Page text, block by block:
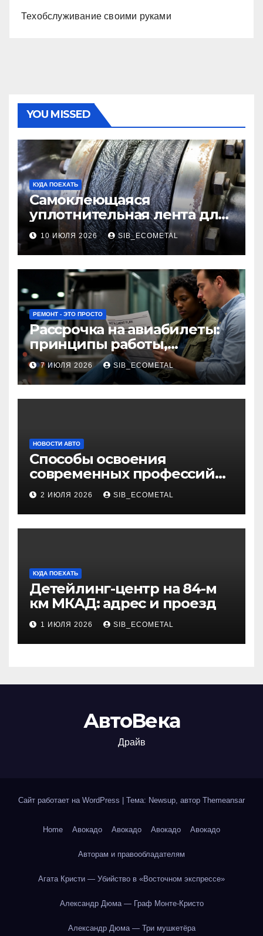
Техобслуживание своими руками
YOU MISSED
КУДА ПОЕХАТЬ
Самоклеющаяся
уплотнительная лента для
огнезащиты фланцевых
соединений
10 ИЮЛЯ 2026 SIB_ECOMETAL
РЕМОНТ - ЭТО ПРОСТО
Рассрочка на авиабилеты:
принципы работы,
требования и
потенциальные риски
7 ИЮЛЯ 2026 SIB_ECOMETAL
НОВОСТИ АВТО
Способы освоения
современных профессий
через онлайн-курсы
2 ИЮЛЯ 2026 SIB_ECOMETAL
КУДА ПОЕХАТЬ
Детейлинг-центр на 84-м
км МКАД: адрес и проезд
1 ИЮЛЯ 2026 SIB_ECOMETAL
АвтоВека
Драйв
Сайт работает на WordPress Тема: Newsup, автор Themeansar
Home Авокадо Авокадо Авокадо Авокадо
Авторам и правообладателям
Агата Кристи — Убийство в «Восточном экспрессе»
Александр Дюма — Граф Монте-Кристо
Александр Дюма — Три мушкетёра